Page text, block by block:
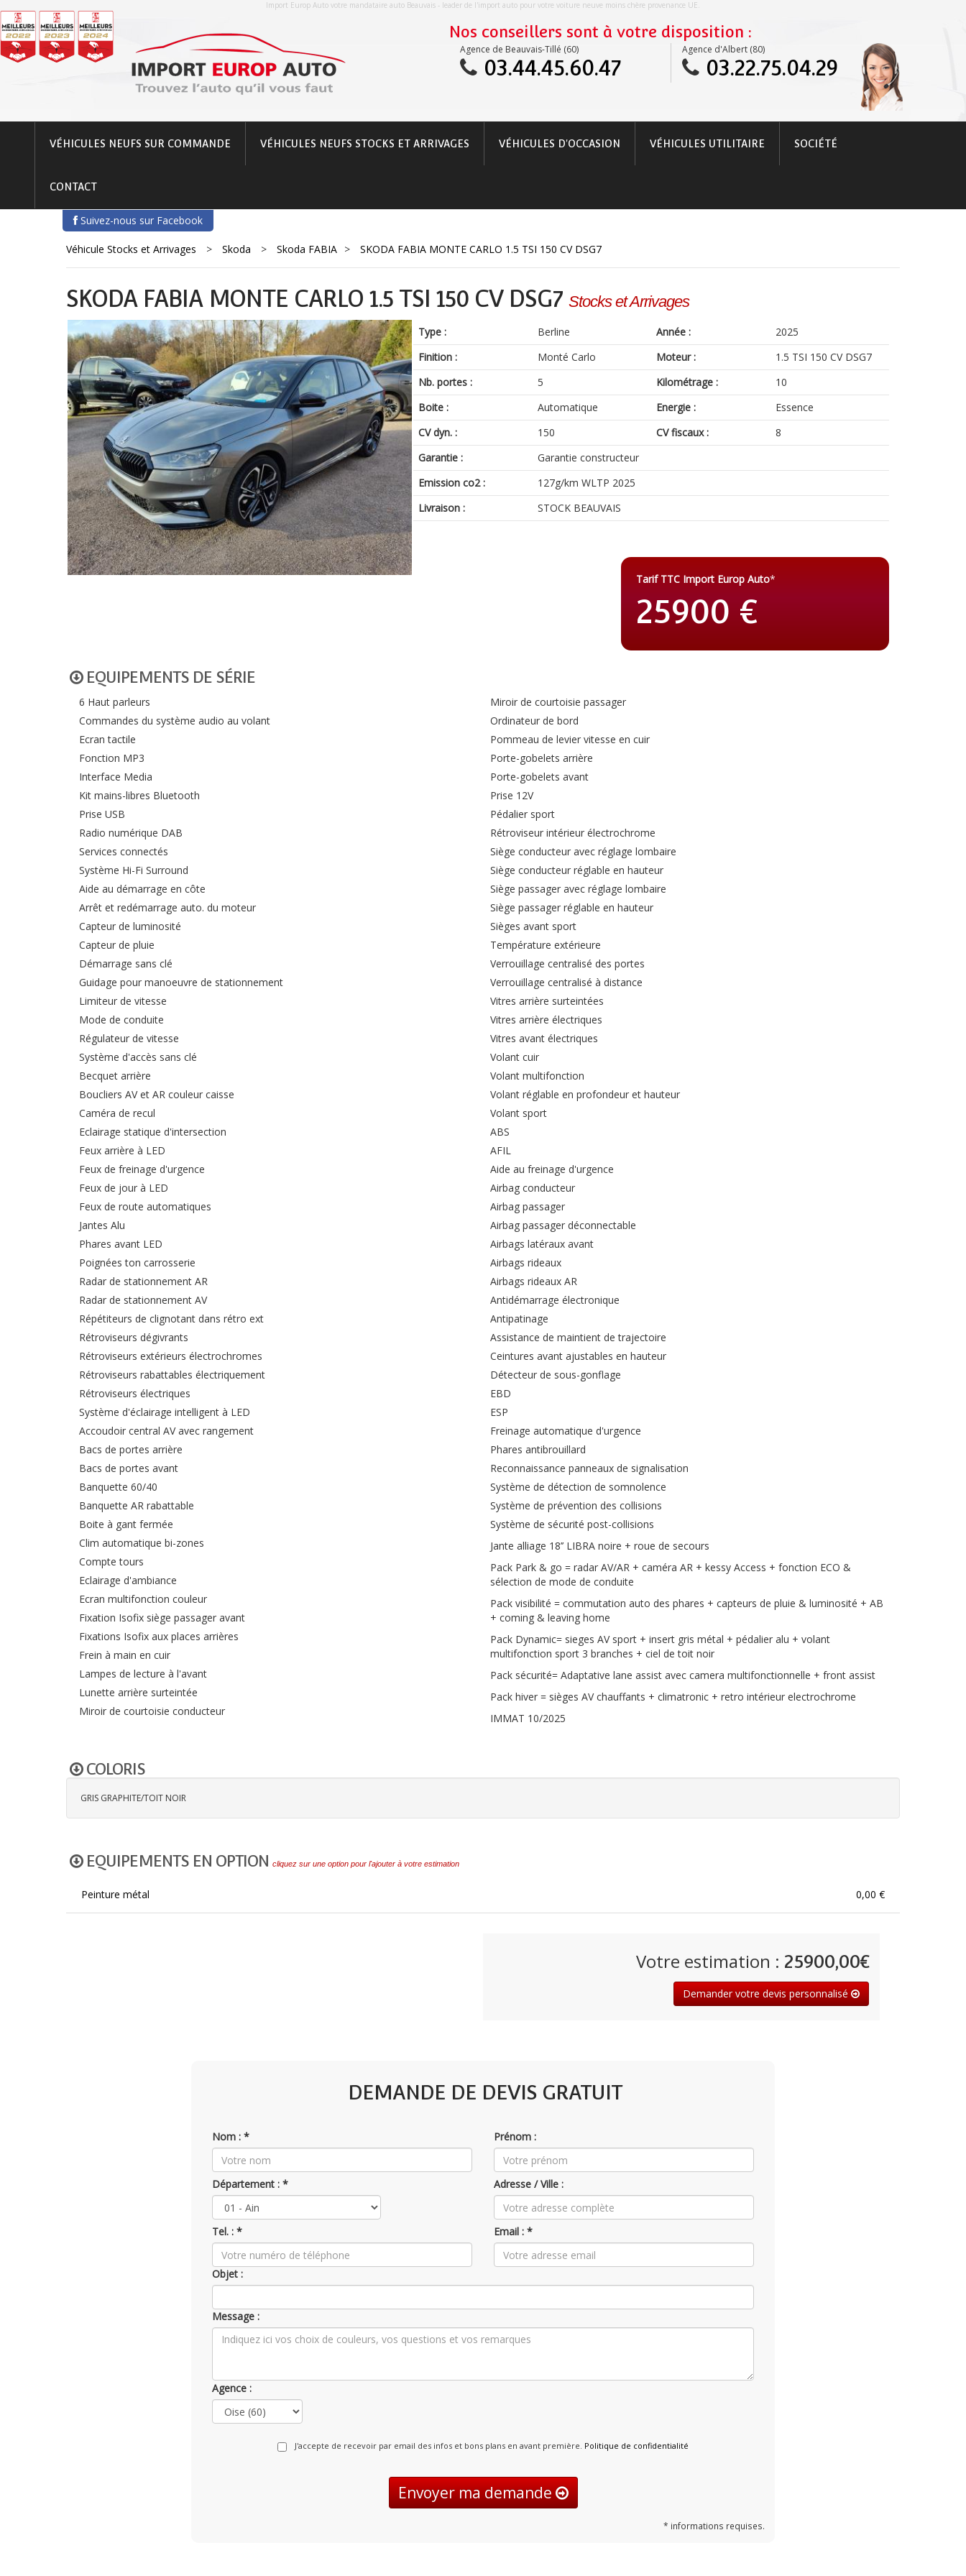
Import Europ Auto votre mandataire auto Beauvais - leader de l'import auto pour votre voiture neuve moins chère provenance UE.
Nos conseillers sont à votre disposition :
Agence de Beauvais-Tillé (60)
03.44.45.60.47
Agence d'Albert (80)
03.22.75.04.29
VÉHICULES NEUFS SUR COMMANDE VÉHICULES NEUFS STOCKS ET ARRIVAGES VÉHICULES D'OCCASION VÉHICULES UTILITAIRE SOCIÉTÉ
CONTACT
Suivez-nous sur Facebook
Véhicule Stocks et Arrivages > Skoda > Skoda FABIA > SKODA FABIA MONTE CARLO 1.5 TSI 150 CV DSG7
SKODA FABIA MONTE CARLO 1.5 TSI 150 CV DSG7 Stocks et Arrivages
Type : Berline Année :
2025
Finition :
Monté Carlo Moteur :
1.5 TSI 150 CV DSG7
Nb. portes :
5 Kilométrage :
10
Boite :
Automatique Energie :
Essence
CV dyn. :
150 CV fiscaux :
8
Garantie :
Garantie constructeur
Emission co2 :
127g/km WLTP 2025
Livraison :
STOCK BEAUVAIS
Tarif TTC Import Europ Auto*
25900 €
EQUIPEMENTS DE SÉRIE
6 Haut parleurs
Commandes du système audio au volant
Ecran tactile
Fonction MP3
Interface Media
Kit mains-libres Bluetooth
Prise USB
Radio numérique DAB
Services connectés
Système Hi-Fi Surround
Aide au démarrage en côte
Arrêt et redémarrage auto. du moteur
Capteur de luminosité
Capteur de pluie
Démarrage sans clé
Guidage pour manoeuvre de stationnement
Limiteur de vitesse
Mode de conduite
Régulateur de vitesse
Système d'accès sans clé
Becquet arrière
Boucliers AV et AR couleur caisse
Caméra de recul
Eclairage statique d'intersection
Feux arrière à LED
Feux de freinage d'urgence
Feux de jour à LED
Feux de route automatiques
Jantes Alu
Phares avant LED
Poignées ton carrosserie
Radar de stationnement AR
Radar de stationnement AV
Répétiteurs de clignotant dans rétro ext
Rétroviseurs dégivrants
Rétroviseurs extérieurs électrochromes
Rétroviseurs rabattables électriquement
Rétroviseurs électriques
Système d'éclairage intelligent à LED
Accoudoir central AV avec rangement
Bacs de portes arrière
Bacs de portes avant
Banquette 60/40
Banquette AR rabattable
Boite à gant fermée
Clim automatique bi-zones
Compte tours
Eclairage d'ambiance
Ecran multifonction couleur
Fixation Isofix siège passager avant
Fixations Isofix aux places arrières
Frein à main en cuir
Lampes de lecture à l'avant
Lunette arrière surteintée
Miroir de courtoisie conducteur
Miroir de courtoisie passager
Ordinateur de bord
Pommeau de levier vitesse en cuir
Porte-gobelets arrière
Porte-gobelets avant
Prise 12V
Pédalier sport
Rétroviseur intérieur électrochrome
Siège conducteur avec réglage lombaire
Siège conducteur réglable en hauteur
Siège passager avec réglage lombaire
Siège passager réglable en hauteur
Sièges avant sport
Température extérieure
Verrouillage centralisé des portes
Verrouillage centralisé à distance
Vitres arrière surteintées
Vitres arrière électriques
Vitres avant électriques
Volant cuir
Volant multifonction
Volant réglable en profondeur et hauteur
Volant sport
ABS
AFIL
Aide au freinage d'urgence
Airbag conducteur
Airbag passager
Airbag passager déconnectable
Airbags latéraux avant
Airbags rideaux
Airbags rideaux AR
Antidémarrage électronique
Antipatinage
Assistance de maintient de trajectoire
Ceintures avant ajustables en hauteur
Détecteur de sous-gonflage
EBD
ESP
Freinage automatique d'urgence
Phares antibrouillard
Reconnaissance panneaux de signalisation
Système de détection de somnolence
Système de prévention des collisions
Système de sécurité post-collisions
Jante alliage 18’’ LIBRA noire + roue de secours
Pack Park & go = radar AV/AR + caméra AR + kessy Access + fonction ECO &
sélection de mode de conduite
Pack visibilité = commutation auto des phares + capteurs de pluie & luminosité + AB
+ coming & leaving home
Pack Dynamic= sieges AV sport + insert gris métal + pédalier alu + volant
multifonction sport 3 branches + ciel de toit noir
Pack sécurité= Adaptative lane assist avec camera multifonctionnelle + front assist
Pack hiver = sièges AV chauffants + climatronic + retro intérieur electrochrome
IMMAT 10/2025
COLORIS
GRIS GRAPHITE/TOIT NOIR
EQUIPEMENTS EN OPTION cliquez sur une option pour l'ajouter à votre estimation
Peinture métal 0,00 €
Votre estimation : 25900,00€
Demander votre devis personnalisé
DEMANDE DE DEVIS GRATUIT
Nom : * Prénom :
Département : * Adresse / Ville :
Tel. : * Email : *
Objet :
Message :
Agence :
J'accepte de recevoir par email des infos et bons plans en avant première. Politique de confidentialité
Envoyer ma demande
* informations requises.